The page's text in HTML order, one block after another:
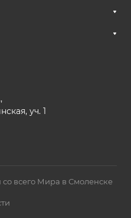
уч. 1
всего Мира в Смоленске